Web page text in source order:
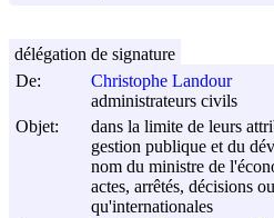
De:
Christophe Landour
administrateurs civils
Objet:
dans la limite de leurs
gestion publique et du
nom du ministre de
actes, arrêtés, décisions
qu'internationales
délégation de signature